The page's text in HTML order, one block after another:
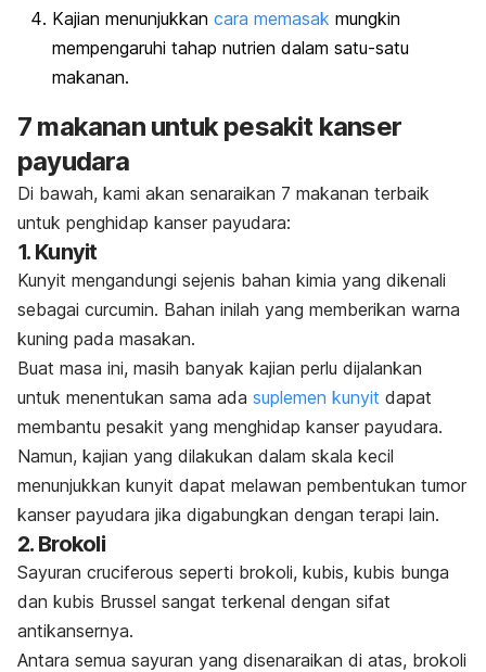
Kajian menunjukkan cara memasak mungkin
mempengaruhi tahap nutrien dalam satu-satu
makanan.
7 makanan untuk pesakit kanser
payudara
Di bawah, kami akan senaraikan 7 makanan terbaik
untuk penghidap kanser payudara:
1. Kunyit
Kunyit mengandungi sejenis bahan kimia yang dikenali
sebagai curcumin. Bahan inilah yang memberikan warna
kuning pada masakan.
Buat masa ini, masih banyak kajian perlu dijalankan
untuk menentukan sama ada suplemen kunyit dapat
membantu pesakit yang menghidap kanser payudara.
Namun, kajian yang dilakukan dalam skala kecil
menunjukkan kunyit dapat melawan pembentukan tumor
kanser payudara jika digabungkan dengan terapi lain.
2. Brokoli
Sayuran cruciferous seperti brokoli, kubis, kubis bunga
dan kubis Brussel sangat terkenal dengan sifat
antikansernya.
Antara semua sayuran yang disenaraikan di atas, brokoli